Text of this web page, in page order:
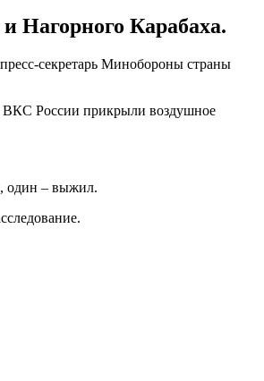
Нагорного Карабаха.
секретарь Минобороны страны
ВКС России прикрыли воздушное
один – выжил.